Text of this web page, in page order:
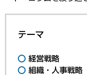
テーマ
経営戦略
組織・人事戦略